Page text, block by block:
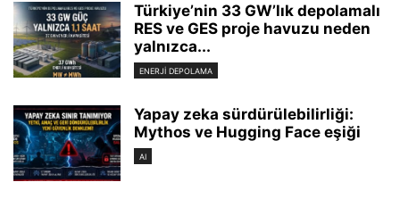
Türkiye’nin 33 GW’lık depolamalı
RES ve GES proje havuzu neden
yalnızca...
ENERJI DEPOLAMA
Yapay zeka sürdürülebilirliği:
Mythos ve Hugging Face eşiği
AI